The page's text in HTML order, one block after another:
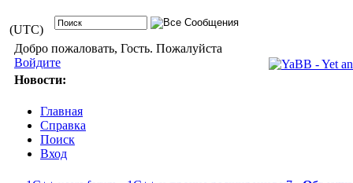
(UTC)
Добро пожаловать, Гость. Пожалуйста
Войдите
Новости:
Главная
Справка
Поиск
Вход